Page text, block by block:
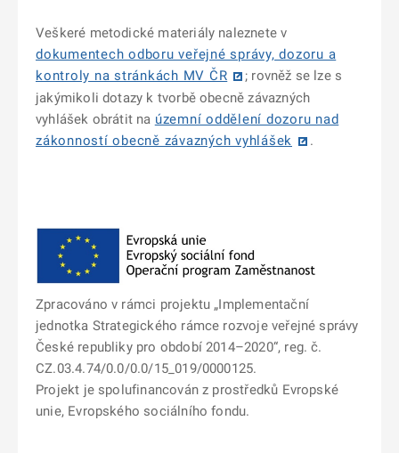
Veškeré metodické materiály naleznete v
dokumentech odboru veřejné správy, dozoru a
kontroly na stránkách MV ČR
; rovněž se lze s
jakýmikoli dotazy k tvorbě obecně závazných
vyhlášek obrátit na územní oddělení dozoru nad
zákonností obecně závazných vyhlášek
.
Zpracováno v rámci projektu „Implementační
jednotka Strategického rámce rozvoje veřejné správy
České republiky pro období 2014–2020“, reg. č.
CZ.03.4.74/0.0/0.0/15_019/0000125.
Projekt je spolufinancován z prostředků Evropské
unie, Evropského sociálního fondu.